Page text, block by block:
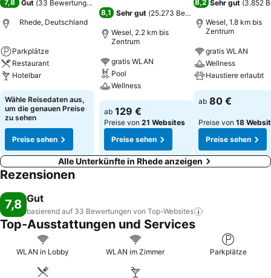
7,8 Gut (33 Bewertungen
Rhede, Deutschland
Parkplätze
Restaurant
Hotelbar
Wähle Reisedaten aus,
um die genauen Preise
zu sehen
Preise sehen
8,1 Sehr gut (25.273 Bewertungen
Wesel, 2.2 km bis
Zentrum
gratis WLAN
Pool
Wellness
ab 129 €
Preise von 21 Websites
Preise sehen
8,2 Sehr gut (3.852
Wesel, 1.8 km bis
Zentrum
gratis WLAN
Wellness
Haustiere erlaubt
ab 80 €
Preise von 18
Preise sehen
Alle Unterkünfte in Rhede anzeigen
Rezensionen
7,8 Gut
basierend auf 33 Bewertungen von Top-Websites
Top-Ausstattungen und Services
WLAN in Lobby WLAN im Zimmer Parkplätze